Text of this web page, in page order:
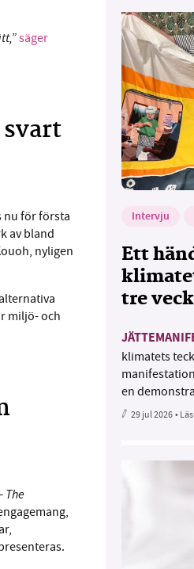
säger
nu för första
av bland
nyligen
miljö- och
The
Intervju
Ett
tre
klimatets
en
29 jul 2026•